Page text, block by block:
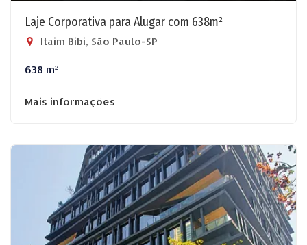
Laje Corporativa para Alugar com 638m²
Itaim Bibi, São Paulo-SP
638 m²
Mais informações